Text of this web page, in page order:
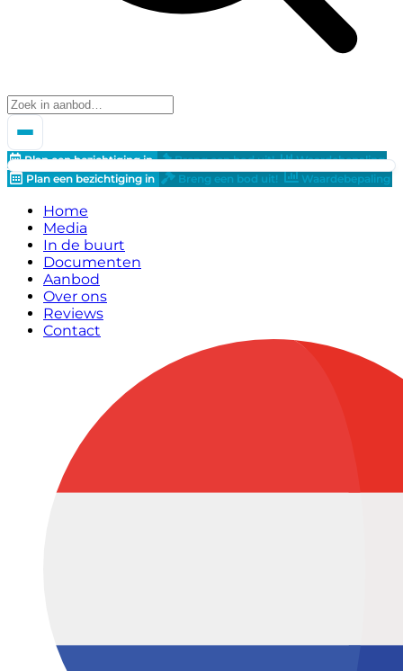
Plan een bezichtiging in Breng een bod uit!
Waardebepaling
Plan een bezichtiging in
Breng een bod uit! Waardebepaling
Home
Media
In de buurt
Documenten
Aanbod
Over ons
Reviews
Contact